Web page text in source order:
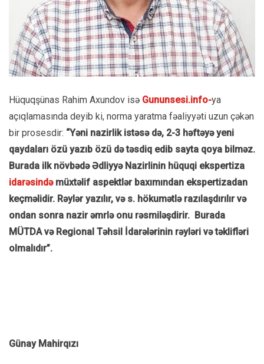
Hüquqşünas Rahim Axundov isə Gununsesi.info-ya
açıqlamasında deyib ki, norma yaratma fəaliyyəti uzun çəkən
bir prosesdir: “Yəni nazirlik istəsə də, 2-3 həftəyə yeni
qaydaları özü yazıb özü də təsdiq edib sayta qoya bilməz.
Burada ilk növbədə Ədliyyə Nazirlinin hüquqi ekspertiza
idarəsindəmüxtəlif aspektlər baxımından ekspertizadan
keçməlidir. Rəylər yazılır, və s. hökumətlə razılaşdırılır və
ondan sonra nazir əmrlə onu rəsmiləşdirir. Burada
MÜTDA və Regional Təhsil İdarələrinin rəyləri və təklifləri
olmalıdır”.
Günay Mahirqızı